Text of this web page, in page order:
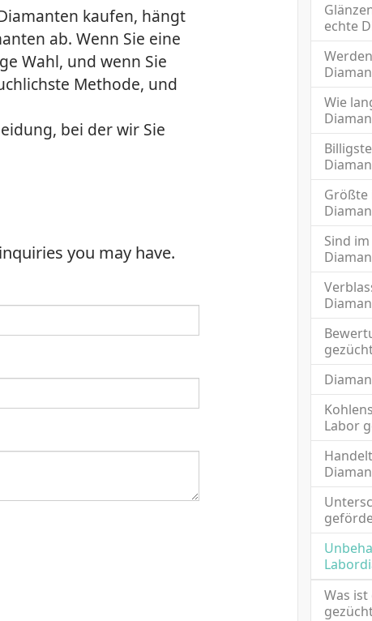
echte
Wie
Größte
Sind
Labor
Was
kaufen, hängt
ab. Wenn Sie eine
Wahl, und wenn Sie
Methode, und
bei der wir Sie
you may have.